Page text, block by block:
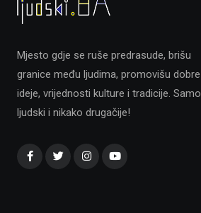
Mjesto gdje se ruše predrasude, brišu
granice među ljudima, promovišu dobre
ideje, vrijednosti kulture i tradicije. Samo
ljudski i nikako drugačije!